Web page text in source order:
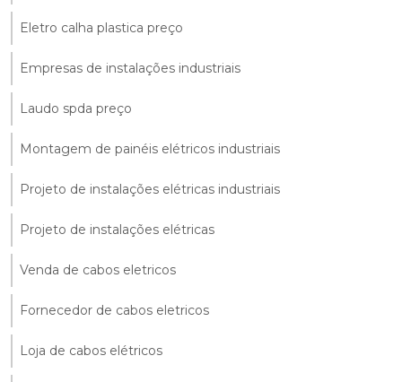
Eletro calha plastica preço
Empresas de instalações industriais
Laudo spda preço
Montagem de painéis elétricos industriais
Projeto de instalações elétricas industriais
Projeto de instalações elétricas
Venda de cabos eletricos
Fornecedor de cabos eletricos
Loja de cabos elétricos